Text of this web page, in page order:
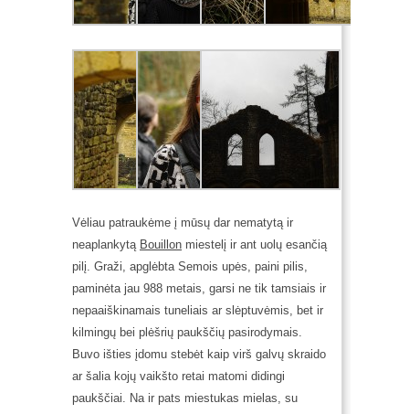
Vėliau patraukėme į mūsų dar nematytą ir
neaplankytą Bouillon miestelį ir ant uolų esančią
pilį. Graži, apglėbta Semois upės, paini pilis,
paminėta jau 988 metais, garsi ne tik tamsiais ir
nepaaiškinamais tuneliais ar slėptuvėmis, bet ir
kilmingų bei plėšrių paukščių pasirodymais.
Buvo išties įdomu stebėt kaip virš galvų skraido
ar šalia kojų vaikšto retai matomi didingi
paukščiai. Na ir pats miestukas mielas, su